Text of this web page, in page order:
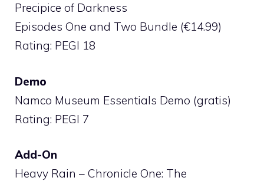
Precipice of Darkness
Episodes One and Two Bundle (€14.99)
Rating: PEGI 18
Demo
Namco Museum Essentials Demo (gratis)
Rating: PEGI 7
Add-On
Heavy Rain – Chronicle One: The